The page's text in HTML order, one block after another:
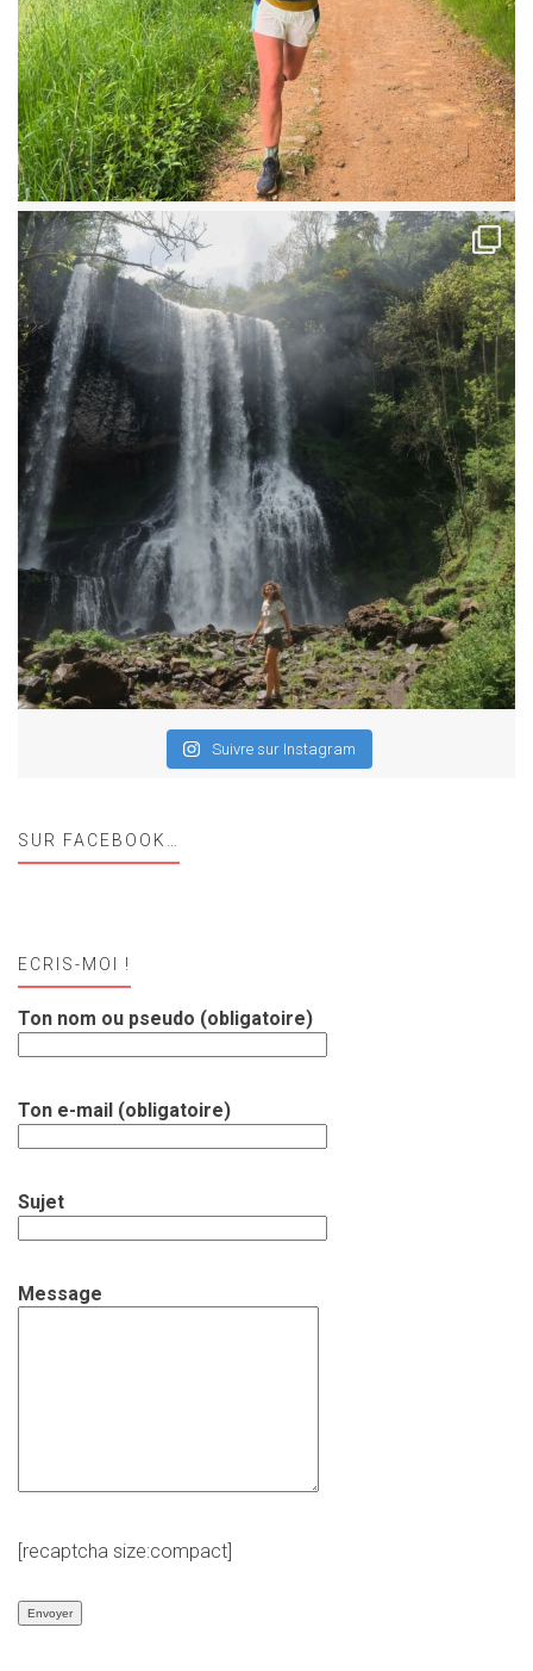
Suivre sur Instagram
SUR FACEBOOK…
ECRIS-MOI !
Ton nom ou pseudo (obligatoire)
Ton e-mail (obligatoire)
Sujet
Message
[recaptcha size:compact]